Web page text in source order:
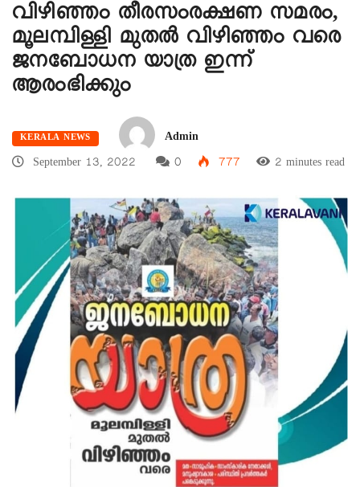
വിഴിഞ്ഞം തീരസംരക്ഷണ സമരം,
മൂലമ്പിള്ളി മുതൽ വിഴിഞ്ഞം വരെ
ജനബോധന യാത്ര ഇന്ന്
ആരംഭിക്കും
KERALA NEWS
Admin
September 13, 2022
0 777 2 minutes read